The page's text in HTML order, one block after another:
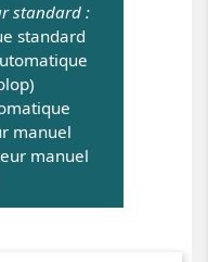
standard :
standard
manuel
manuel